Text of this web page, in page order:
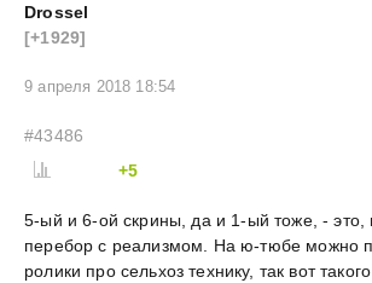
Drossel
[+1929]
9 апреля 2018 18:54
#43486
+5
5-ый и 6-ой скрины, да и 1-ый тоже, - это,
перебор с реализмом. На ю-тюбе можно
ролики про сельхоз технику, так вот